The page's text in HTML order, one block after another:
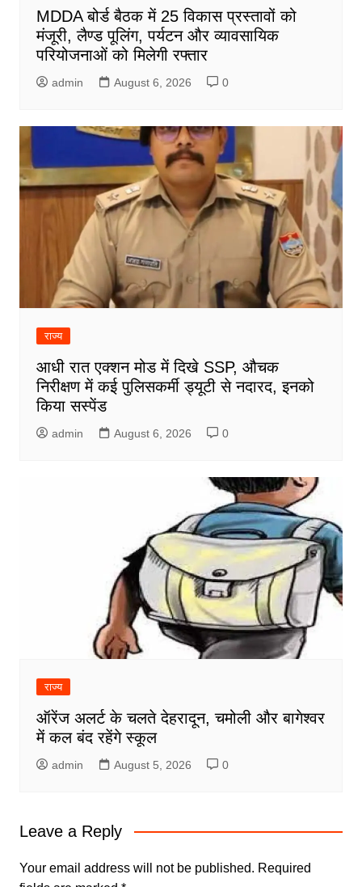
MDDA बोर्ड बैठक में 25 विकास प्रस्तावों को
मंजूरी, लैण्ड पूलिंग, पर्यटन और व्यावसायिक
परियोजनाओं को मिलेगी रफ्तार
admin August 6, 2026 0
राज्य
आधी रात एक्शन मोड में दिखे SSP, औचक
निरीक्षण में कई पुलिसकर्मी ड्यूटी से नदारद, इनको
किया सस्पेंड
admin August 6, 2026 0
राज्य
ऑरेंज अलर्ट के चलते देहरादून, चमोली और बागेश्वर
में कल बंद रहेंगे स्कूल
admin August 5, 2026 0
Leave a Reply
Your email address will not be published. Required